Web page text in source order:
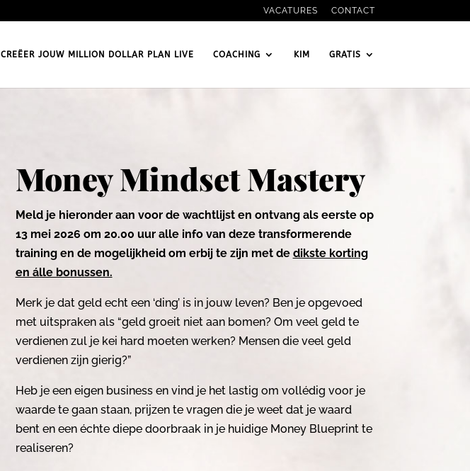
VACATURES CONTACT
CREËER JOUW MILLION DOLLAR PLAN LIVE COACHING KIM GRATIS
Money Mindset Mastery
Meld je hieronder aan voor de wachtlijst en ontvang als eerste op
13 mei 2026 om 20.00 uur alle info van deze transformerende
training en de mogelijkheid om erbij te zijn met de dikste korting
en álle bonussen.
Merk je dat geld echt een ‘ding’ is in jouw leven? Ben je opgevoed
met uitspraken als “geld groeit niet aan bomen? Om veel geld te
verdienen zul je kei hard moeten werken? Mensen die veel geld
verdienen zijn gierig?”
Heb je een eigen business en vind je het lastig om vollédig voor je
waarde te gaan staan, prijzen te vragen die je weet dat je waard
bent en een échte diepe doorbraak in je huidige Money Blueprint te
realiseren?